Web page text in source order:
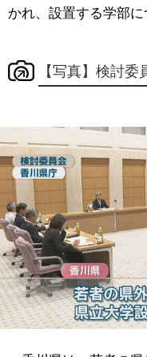
かれ、設置する学部に
【写真】検討委